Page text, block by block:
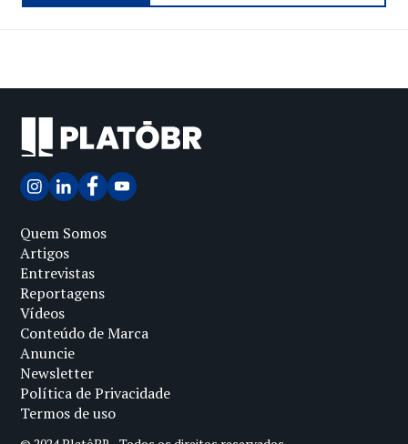
Quem Somos
Artigos
Entrevistas
Reportagens
Vídeos
Conteúdo de Marca
Anuncie
Newsletter
Política de Privacidade
Termos de uso